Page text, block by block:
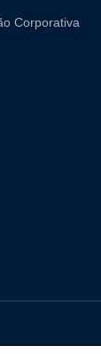
Corporativa